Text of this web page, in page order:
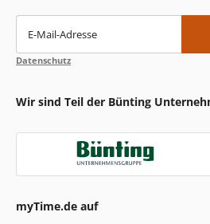
E-Mail-Adresse
Datenschutz
Wir sind Teil der Bünting
myTime.de auf